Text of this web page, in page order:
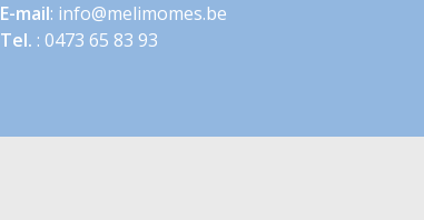
E-mail: info@melimomes.be
Tel. : 0473 65 83 93